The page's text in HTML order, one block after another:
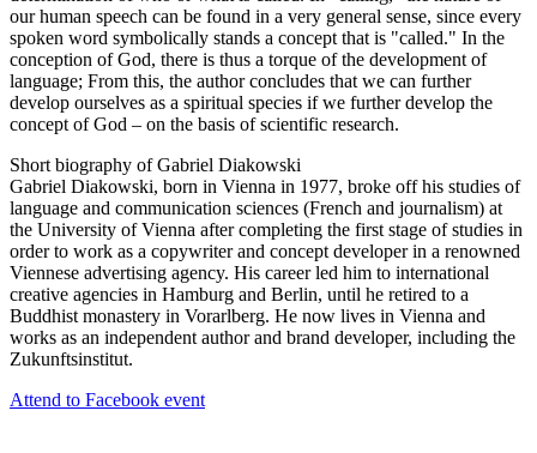
our human speech can be found in a very general sense, since every
spoken word symbolically stands a concept that is "called." In the
conception of God, there is thus a torque of the development of
language; From this, the author concludes that we can further
develop ourselves as a spiritual species if we further develop the
concept of God – on the basis of scientific research.
Short biography of Gabriel Diakowski
Gabriel Diakowski, born in Vienna in 1977, broke off his studies of
language and communication sciences (French and journalism) at
the University of Vienna after completing the first stage of studies in
order to work as a copywriter and concept developer in a renowned
Viennese advertising agency. His career led him to international
creative agencies in Hamburg and Berlin, until he retired to a
Buddhist monastery in Vorarlberg. He now lives in Vienna and
works as an independent author and brand developer, including the
Zukunftsinstitut.
Attend to Facebook event